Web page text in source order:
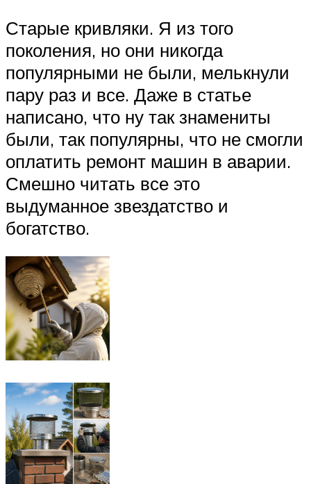
Старые кривляки. Я из того
поколения, но они никогда
популярными не были, мелькнули
пару раз и все. Даже в статье
написано, что ну так знамениты
были, так популярны, что не смогли
оплатить ремонт машин в аварии.
Смешно читать все это
выдуманное звездатство и
богатство.